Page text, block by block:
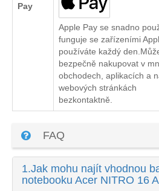
Pay
Apple Pay se snadno
funguje se zařízeními
používáte každý
bezpečně nakupovat v
obchodech, aplikacích a
webových stránkách
bezkontaktně.
FAQ
1.Jak mohu najít vhodnou
notebooku Acer NITRO 16